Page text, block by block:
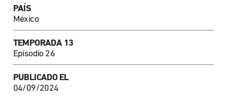
PAÍS
México
TEMPORADA 13
Episodio 26
PUBLICADO EL
04/09/2024